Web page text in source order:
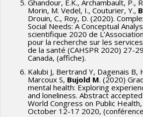
Ghandour, E.K., Archambault, P.,
Morin, M. Vedel, I., Couturier, Y.,
Drouin, C., Roy, D. (2020).
Social Needs: A Conceptual
scientifique 2020 de
pour la recherche sur les
de la santé (CAHSPR 2020) 27-
Canada, (affiche).
Kalubi J, Bertrand Y, Dagenais B,
Marcoux S, Bujold M. (2020)
mental health: Exploring
and loneliness. Abstract
World Congress on Public
October 12-17 2020,